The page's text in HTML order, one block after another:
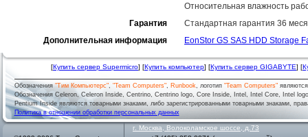
Относительная влажность
Гарантия
Стандартная гарантия 36
Дополнительная информация
EonStor GS SAS HDD Storage
[Купить сервер Supermicro] [Купить компьютер] [Купить сервер GIGABYTE] [
Обозначения"Тим Компьютерс", "Team Computers", Runbook, логотип "Team Computers"
Обозначения Celeron, Celeron Inside, Centrino, Centrino logo, Core Inside, Intel, Intel Core, Intel
Pentium Inside являются товарными знаками, либо зарегистрированными товарными знаками,
Политика в отношении обработки персональных данных
г. Москва
Волоколамское шоссе, д.73